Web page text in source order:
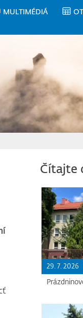
MULTIMÉDIÁ
Čítajte
29. 7. 2026